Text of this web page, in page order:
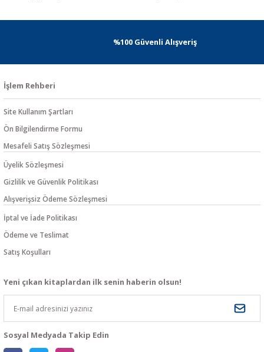
%100 Güvenli Alışveriş
İşlem Rehberi
Site Kullanım Şartları
Ön Bilgilendirme Formu
Mesafeli Satış Sözleşmesi
Üyelik Sözleşmesi
Gizlilik ve Güvenlik Politikası
Alışverişsiz Ödeme Sözleşmesi
İptal ve İade Politikası
Ödeme ve Teslimat
Satış Koşulları
Yeni çıkan kitaplardan ilk senin haberin olsun!
Sosyal Medyada Takip Edin